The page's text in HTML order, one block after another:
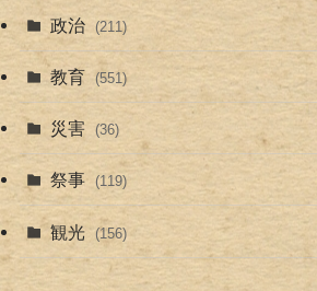
政治 (211)
教育 (551)
災害 (36)
祭事 (119)
観光 (156)